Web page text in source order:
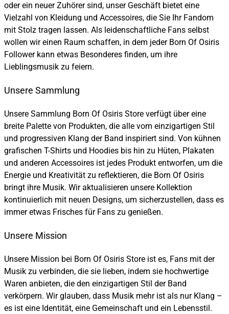
oder ein neuer Zuhörer sind, unser Geschäft bietet eine
Vielzahl von Kleidung und Accessoires, die Sie Ihr Fandom
mit Stolz tragen lassen. Als leidenschaftliche Fans selbst
wollen wir einen Raum schaffen, in dem jeder Born Of Osiris
Follower kann etwas Besonderes finden, um ihre
Lieblingsmusik zu feiern.
Unsere Sammlung
Unsere Sammlung Born Of Osiris Store verfügt über eine
breite Palette von Produkten, die alle vom einzigartigen Stil
und progressiven Klang der Band inspiriert sind. Von kühnen
grafischen T-Shirts und Hoodies bis hin zu Hüten, Plakaten
und anderen Accessoires ist jedes Produkt entworfen, um die
Energie und Kreativität zu reflektieren, die Born Of Osiris
bringt ihre Musik. Wir aktualisieren unsere Kollektion
kontinuierlich mit neuen Designs, um sicherzustellen, dass es
immer etwas Frisches für Fans zu genießen.
Unsere Mission
Unsere Mission bei Born Of Osiris Store ist es, Fans mit der
Musik zu verbinden, die sie lieben, indem sie hochwertige
Waren anbieten, die den einzigartigen Stil der Band
verkörpern. Wir glauben, dass Musik mehr ist als nur Klang –
es ist eine Identität, eine Gemeinschaft und ein Lebensstil.